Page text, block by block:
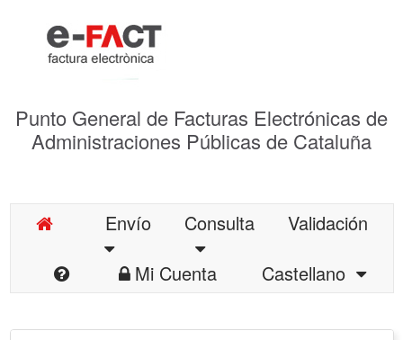
Punto General de Facturas Electrónicas de
Administraciones Públicas de Cataluña
Envío Consulta
Validación
Mi Cuenta
Castellano